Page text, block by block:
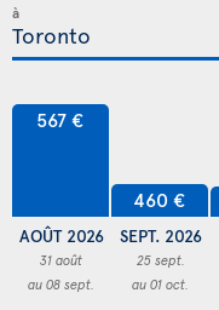
à
567 €
AOÛT 2026
31 août
au 08 sept.
460 €
SEPT. 2026
25 sept.
au 01 oct.